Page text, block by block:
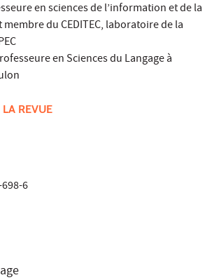
en sciences de l’information et de la
du CEDITEC, laboratoire de la
en Sciences du Langage à
LA REVUE
6